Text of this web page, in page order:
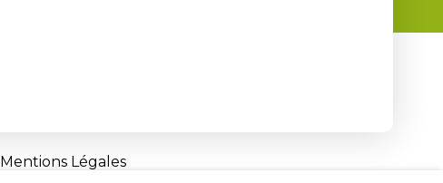
Mentions Légales